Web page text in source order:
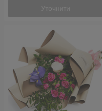
Уточнити